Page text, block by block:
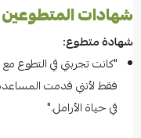
شهادات
شهادة متطوع:
"كانت تجربتي في التطوع
فقط لأنني قدمت
في حياة الأرامل."